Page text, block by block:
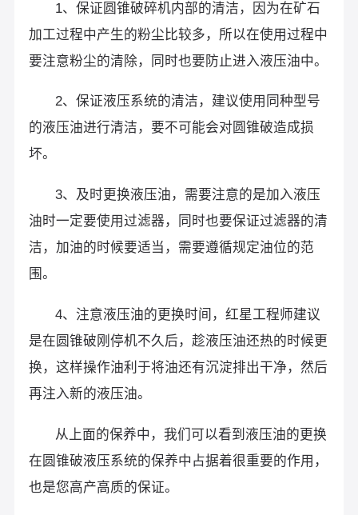
1、保证圆锥破碎机内部的清洁，因为在矿石
加工过程中产生的粉尘比较多，所以在使用过程中
要注意粉尘的清除，同时也要防止进入液压油中。
2、保证液压系统的清洁，建议使用同种型号
的液压油进行清洁，要不可能会对圆锥破造成损
坏。
3、及时更换液压油，需要注意的是加入液压
油时一定要使用过滤器，同时也要保证过滤器的清
洁，加油的时候要适当，需要遵循规定油位的范
围。
4、注意液压油的更换时间，红星工程师建议
是在圆锥破刚停机不久后，趁液压油还热的时候更
换，这样操作油利于将油还有沉淀排出干净，然后
再注入新的液压油。
从上面的保养中，我们可以看到液压油的更换
在圆锥破液压系统的保养中占据着很重要的作用，
也是您高产高质的保证。